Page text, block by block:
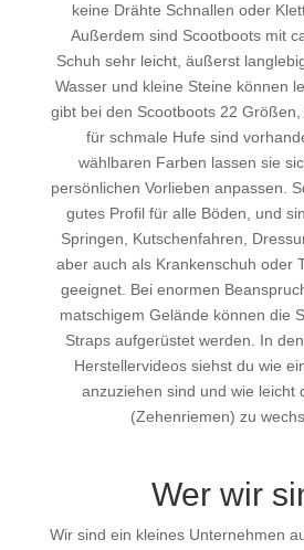
keine Drähte Schnallen oder
Außerdem sind Scootboots mit
Schuh sehr leicht, äußerst
Wasser und kleine Steine können
gibt bei den Scootboots 22
für schmale Hufe sind
wählbaren Farben lassen sie
persönlichen Vorlieben anpassen.
gutes Profil für alle Böden, und
Springen, Kutschenfahren,
aber auch als Krankenschuh oder
geeignet. Bei enormen
matschigem Gelände können die
Straps aufgerüstet werden. In
Herstellervideos siehst du wie
anzuziehen sind und wie leicht
(Zehenriemen) zu
Wer wir
Wir sind ein kleines Unternehmen